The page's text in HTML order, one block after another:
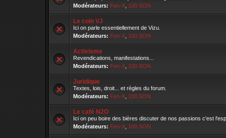
Modérateurs: Fen-X 100 SON
Le coin VJ
Ici on parle essentiellement de Vizu.
Modérateurs: Fen-X 100 SON
Activisme
Revendications, manifestations...
Modérateurs: Fen-X 100 SON
Juridique
Textes, lois, droit... et règles du forum.
Modérateurs: Fen-X 100 SON
Le café N2O
Ici on peu boire des bières discuter de nos passions c'est
Modérateurs: Fen-X 100 SON